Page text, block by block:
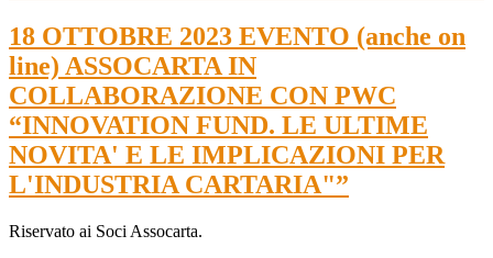
18 OTTOBRE 2023 EVENTO (anche on
line) ASSOCARTA IN
COLLABORAZIONE CON PWC
“INNOVATION FUND. LE ULTIME
NOVITA' E LE IMPLICAZIONI PER
L'INDUSTRIA CARTARIA"”
Riservato ai Soci Assocarta.